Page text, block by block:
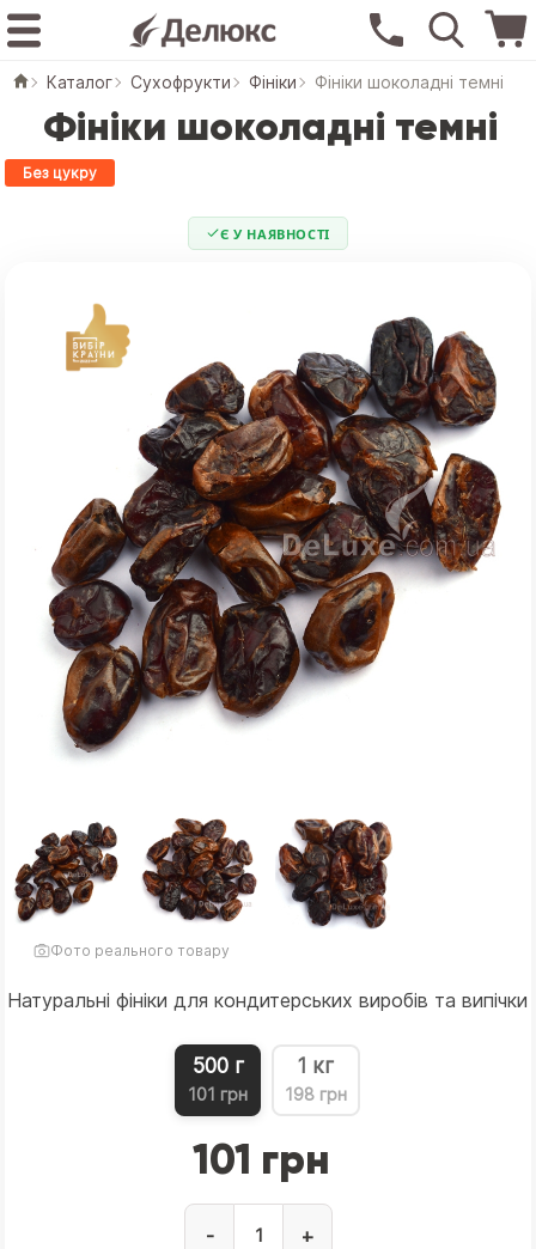
Каталог Сухофрукти Фініки Фініки шоколадні темні
Фініки шоколадні темні
Без цукру
Є У НАЯВНОСТІ
Фото реального товару
Натуральні фініки для кондитерських виробів та випічки
500 г
101 грн
1 кг
198 грн
101 грн
- +